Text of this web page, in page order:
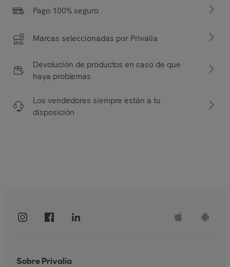
Pago 100% seguro
Marcas seleccionadas por Privalia
Devolución de productos en caso de que
haya problemas
Los vendedores siempre están a tu
disposición
Sobre Privalia